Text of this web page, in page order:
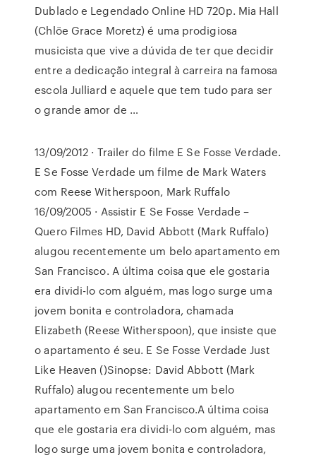
Dublado e Legendado Online HD 720p. Mia Hall
(Chlöe Grace Moretz) é uma prodigiosa
musicista que vive a dúvida de ter que decidir
entre a dedicação integral à carreira na famosa
escola Julliard e aquele que tem tudo para ser
o grande amor de …
13/09/2012 · Trailer do filme E Se Fosse Verdade.
E Se Fosse Verdade um filme de Mark Waters
com Reese Witherspoon, Mark Ruffalo
16/09/2005 · Assistir E Se Fosse Verdade –
Quero Filmes HD, David Abbott (Mark Ruffalo)
alugou recentemente um belo apartamento em
San Francisco. A última coisa que ele gostaria
era dividi-lo com alguém, mas logo surge uma
jovem bonita e controladora, chamada
Elizabeth (Reese Witherspoon), que insiste que
o apartamento é seu. E Se Fosse Verdade Just
Like Heaven ()Sinopse: David Abbott (Mark
Ruffalo) alugou recentemente um belo
apartamento em San Francisco.A última coisa
que ele gostaria era dividi-lo com alguém, mas
logo surge uma jovem bonita e controladora,